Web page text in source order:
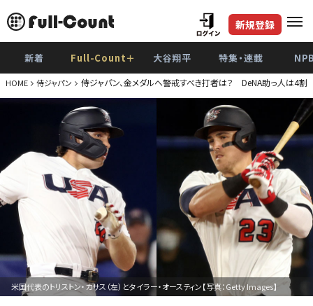
新規登録
新着 Full-Count＋ 大谷翔平 特集・連載
HOME 侍ジャパン 侍ジャパン、金メダルへ警戒すべき打者は？ DeNA助っ人は4割
米国代表のトリストン・カサス（左）とタイラー・オースティン【写真：Getty Images】